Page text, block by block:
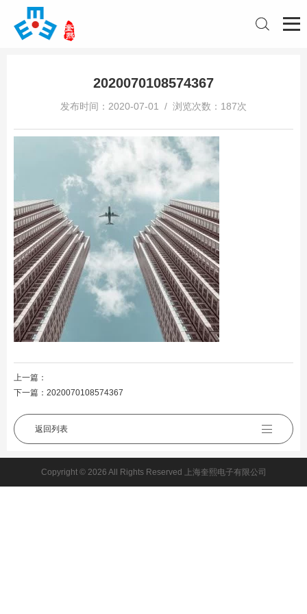
2020070108574367
发布时间：2020-07-01 / 浏览次数：187次
上一篇：
下一篇： 2020070108574367
返回列表
Copyright © 2026 All Rights Reserved 上海奎熙电子有限公司